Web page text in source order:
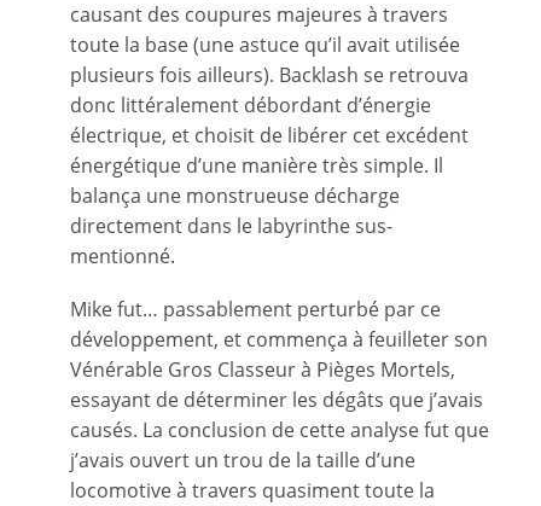
causant des coupures majeures à travers
toute la base (une astuce qu’il avait utilisée
plusieurs fois ailleurs). Backlash se retrouva
donc littéralement débordant d’énergie
électrique, et choisit de libérer cet excédent
énergétique d’une manière très simple. Il
balança une monstrueuse décharge
directement dans le labyrinthe sus-
mentionné.
Mike fut… passablement perturbé par ce
développement, et commença à feuilleter son
Vénérable Gros Classeur à Pièges Mortels,
essayant de déterminer les dégâts que j’avais
causés. La conclusion de cette analyse fut que
j’avais ouvert un trou de la taille d’une
locomotive à travers quasiment toute la